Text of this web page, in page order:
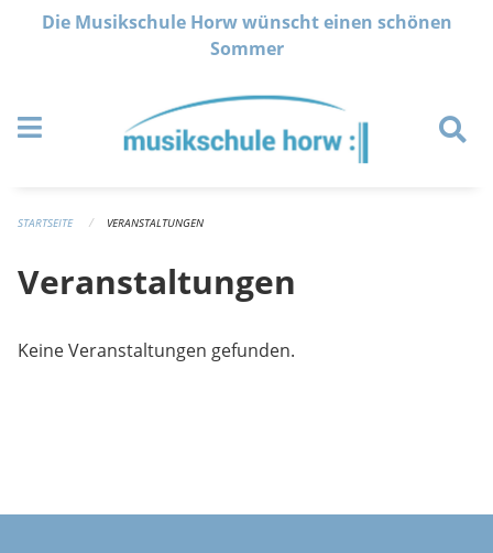
Navigation überspringen
Die Musikschule Horw wünscht einen schönen
Sommer
STARTSEITE VERANSTALTUNGEN
Veranstaltungen
Keine Veranstaltungen gefunden.